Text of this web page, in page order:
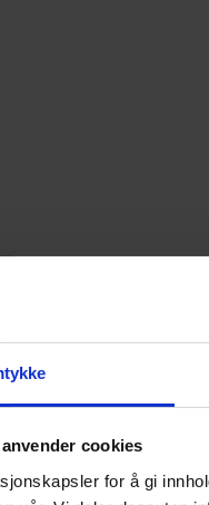
cookies
for å gi